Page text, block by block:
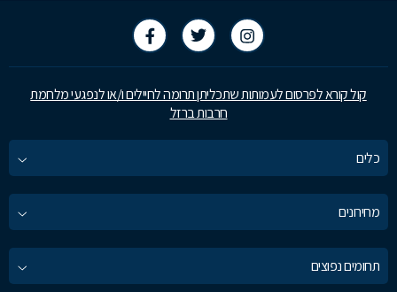
קול קורא לפרסום לעמותות שתכליתן תרומה לחיילים ו/או לנפגעי מלחמת
חרבות ברזל
כלים
מחירונים
תחומים נפוצים